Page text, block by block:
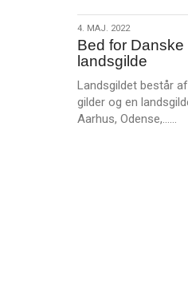
s
m
e
e
4.
maj.
2022
4. MAJ. 2022
Bed for
landsgilde
Landsgildet består
gilder og en
Aarhus, Odense,……